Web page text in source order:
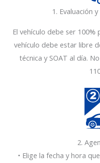
1. Evaluación
El vehículo debe ser
vehículo debe estar libre
técnica y SOAT al día.
2.
• Elige la fecha y hora